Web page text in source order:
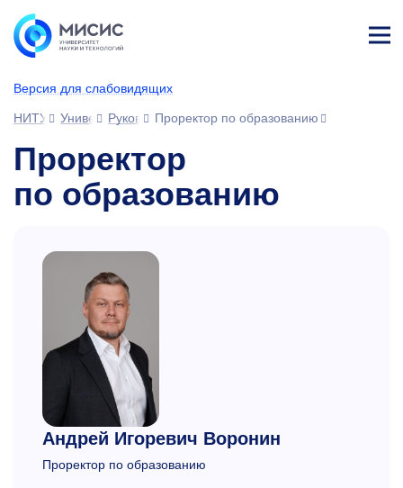
Версия для слабовидящих
НИТУ МИСИСУниверситетРуководствоПроректор по образованию
Проректор
по образованию
Андрей Игоревич Воронин
Проректор по образованию